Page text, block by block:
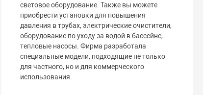
световое оборудование. Также вы можете
приобрести установки для повышения
давления в трубах, электрические очистители,
оборудование по уходу за водой в бассейне,
тепловые насосы. Фирма разработала
специальные модели, подходящие не только
для частного, но и для коммерческого
использования.